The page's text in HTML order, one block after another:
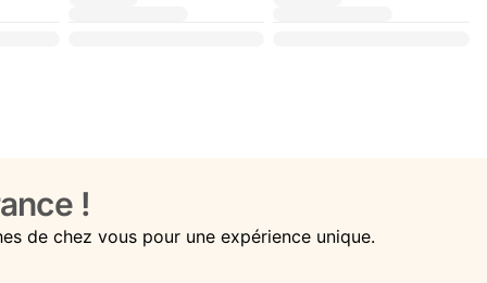
!
de chez vous pour une expérience unique.